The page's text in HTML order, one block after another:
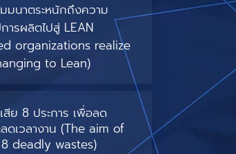
มนาตระหนักถึงความ
ารผลิตไปสู่ LEAN
organizations realize
to Lean)
ย 8 ประการ เพื่อลด
เวลางาน (The aim of
deadly wastes)